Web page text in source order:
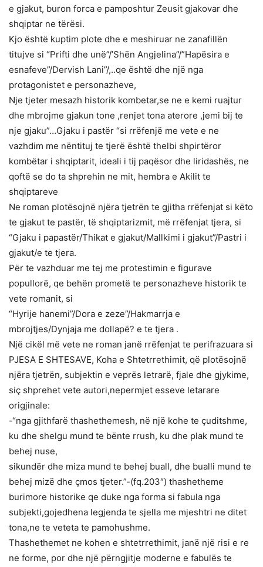
e gjakut, buron forca e pamposhtur Zeusit gjakovar dhe
shqiptar ne tërësi.
Kjo është kuptim plote dhe e meshiruar ne zanafillën
titujve si “Prifti dhe unë”/’Shën Angjelina”/”Hapësira e
esnafeve”/Dervish Lani”/,..qe është dhe një nga
protagonistet e personazheve,
Nje tjeter mesazh historik kombetar,se ne e kemi ruajtur
dhe mbrojme gjakun tone ,renjet tona aterore ,jemi bij te
nje gjaku”…Gjaku i pastër “si rrëfenjë me vete e ne
vazhdim me nëntituj te tjerë është thelbi shpirtëror
kombëtar i shqiptarit, ideali i tij paqësor dhe liridashës, ne
qoftë se do ta shprehin ne mit, hembra e Akilit te
shqiptareve
Ne roman plotësojnë njëra tjetrën te gjitha rrëfenjat si këto
te gjakut te pastër, të shqiptarizmit, më rrëfenjat tjera, si
“Gjaku i papastër/Thikat e gjakut/Mallkimi i gjakut”/Pastri i
gjakut/e te tjera.
Për te vazhduar me tej me protestimin e figurave
popullorë, qe behën prometë te personazheve historik te
vete romanit, si
“Hyrije hanemi”/Dora e zeze”/Hakmarrja e
mbrojtjes/Dynjaja me dollapë? e te tjera .
Një cikël më vete ne roman janë rrëfenjat te perifrazuara si
PJESA E SHTESAVE, Koha e Shtetrrethimit, që plotësojnë
njëra tjetrën, subjektin e veprës letrarë, fjale dhe gjykime,
siç shprehet vete autori,nepermjet esseve letarare
origjinale:
-“nga gjithfarë thashethemesh, në një kohe te çuditshme,
ku dhe shelgu mund te bënte rrush, ku dhe plak mund te
behej nuse,
sikundër dhe miza mund te behej buall, dhe bualli mund te
behej mizë dhe çmos tjeter.”-(fq.203″) thashetheme
burimore historike qe duke nga forma si fabula nga
subjekti,gojedhena legjenda te sjella me mjeshtri ne ditet
tona,ne te veteta te pamohushme.
Thashethemet ne kohen e shtetrrethimit, janë një risi e re
ne forme, por dhe një përngjitje moderne e fabulës te